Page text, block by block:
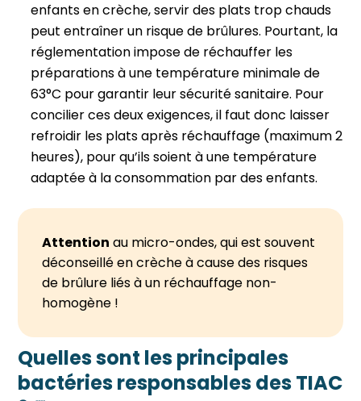
enfants en crèche, servir des plats trop chauds
peut entraîner un risque de brûlures. Pourtant, la
réglementation impose de réchauffer les
préparations à une température minimale de
63°C pour garantir leur sécurité sanitaire. Pour
concilier ces deux exigences, il faut donc laisser
refroidir les plats après réchauffage (maximum 2
heures), pour qu’ils soient à une température
adaptée à la consommation par des enfants.
Attention au micro-ondes, qui est souvent
déconseillé en crèche à cause des risques
de brûlure liés à un réchauffage non-
homogène !
Quelles sont les principales
bactéries responsables des TIAC